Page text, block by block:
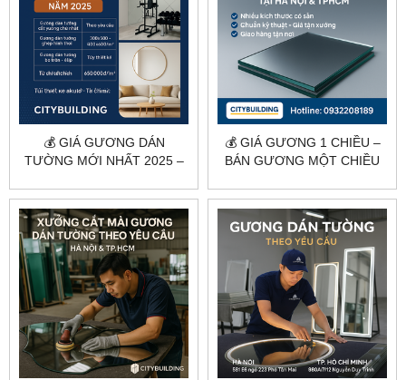
💰 GIÁ GƯƠNG DÁN
TƯỜNG MỚI NHẤT 2025 –
CITYBUILDING
💰 GIÁ GƯƠNG 1 CHIỀU –
BÁN GƯƠNG MỘT CHIỀU
TPHCM